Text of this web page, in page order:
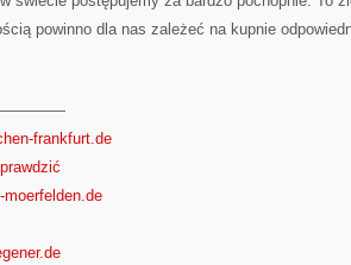
powinno dla nas zależeć na kupnie
frankfurt.de
moerfelden.de